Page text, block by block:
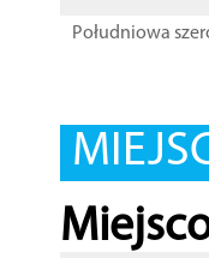
Południowa